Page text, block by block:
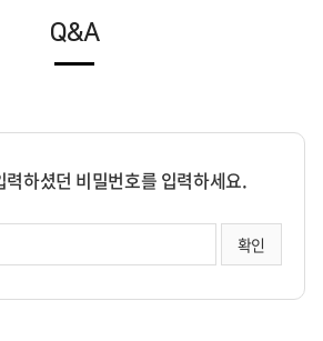
Q&A
력하셨던 비밀번호를 입력하세요.